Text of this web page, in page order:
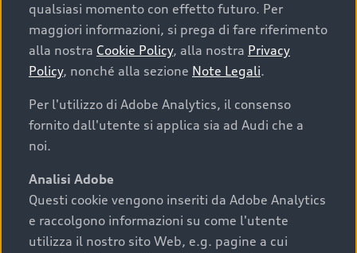
Cosa sapere prima di
acquistare la tua prossima
auto
I requisiti fondamentali da considerare prima di
acquistare un’auto usata, oltre al prezzo e all'aspetto,
chilometraggio: un valore contenuto corrisponde a
uno stato migliore del veicolo e a una maggiore
durata nel tempo;
qualsiasi momento con effetto futuro. Per
maggiori informazioni, si prega di fare riferimento
alla nostra Cookie Policy, alla nostra Privacy
Policy, nonché alla sezione Note Legali.
Per l'utilizzo di Adobe Analytics, il consenso
fornito dall'utente si applica sia ad Audi che a
noi.
Analisi Adobe
Questi cookie vengono inseriti da Adobe Analytics
e raccolgono informazioni su come l'utente
utilizza il nostro sito Web, e.g. pagine a cui